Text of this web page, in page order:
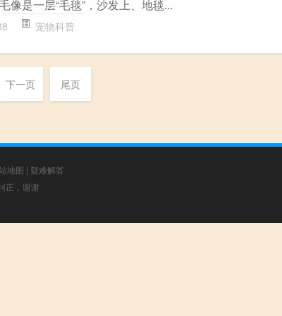
像是一层“毛毯”，沙发上、地毯...
宠物科普
下一页 尾页
地图 | 疑难解答
正，谢谢